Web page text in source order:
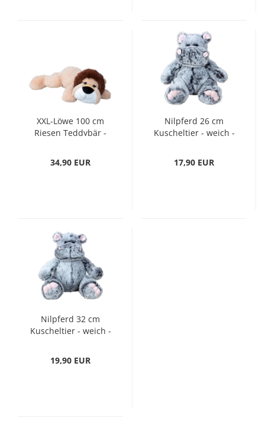
XXL-Löwe 100 cm
Riesen Teddybär -
34,90 EUR
Nilpferd 26 cm
Kuscheltier - weich -
Kuschelbär Teddybär
17,90 EUR
Nilpferd 32 cm
Kuscheltier - weich -
Kuschelbär Teddybär
19,90 EUR